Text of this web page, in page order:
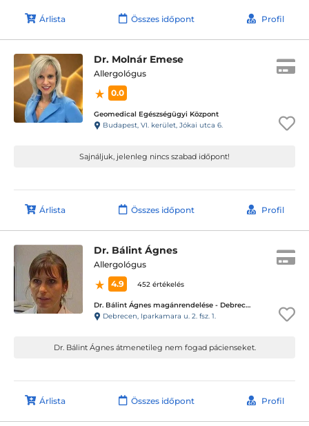
Árlista Összes időpont Profil
Dr. Molnár Emese
Allergológus
0.0
Geomedical Egészségügyi Központ
Budapest, VI. kerület, Jókai utca 6.
Sajnáljuk, jelenleg nincs szabad időpont!
Árlista Összes időpont Profil
Dr. Bálint Ágnes
Allergológus
4.9
452 értékelés
Dr. Bálint Ágnes magánrendelése - Debrecen
Debrecen, Iparkamara u. 2. fsz. 1.
Dr. Bálint Ágnes átmenetileg nem fogad pácienseket.
Árlista Összes időpont Profil